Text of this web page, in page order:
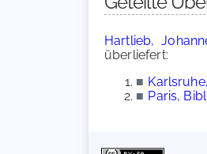
Hartlieb,
überliefert:
■
■ Paris,